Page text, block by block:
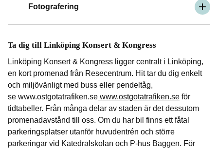
Fotografering
Ta dig till Linköping Konsert & Kongress
Linköping Konsert & Kongress ligger centralt i Linköping,
en kort promenad från Resecentrum. Hit tar du dig enkelt
och miljövänligt med buss eller pendeltåg,
se www.ostgotatrafiken.se www.ostgotatrafiken.se för
tidtabeller. Från många delar av staden är det dessutom
promenadavstånd till oss. Om du har bil finns ett fåtal
parkeringsplatser utanför huvudentrén och större
parkeringar vid Katedralskolan och P-hus Baggen. För